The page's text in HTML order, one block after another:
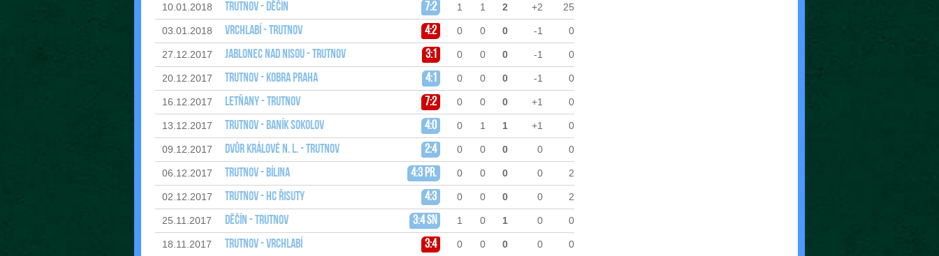
10.01.2018 Trutnov - Děčín 7:2 1 1 2 +2 25
03.01.2018 Vrchlabí - Trutnov 4:2 0 0 0 -1 0
27.12.2017 Jablonec nad Nisou - Trutnov 3:1 0 0 0 -1 0
20.12.2017 Trutnov - Kobra Praha 4:1 0 0 0 -1 0
16.12.2017 Letňany - Trutnov 7:2 0 0 0 +1 0
13.12.2017 Trutnov - Baník Sokolov 4:0 0 1 1 +1 0
09.12.2017 Dvůr Králové n. L. - Trutnov 2:4 0 0 0 0 0
06.12.2017 Trutnov - Bílina 4:3 pr. 0 0 0 0 2
02.12.2017 Trutnov - HC Řisuty 4:3 0 0 0 0 2
25.11.2017 Děčín - Trutnov 3:4 sn 1 0 1 0 0
18.11.2017 Trutnov - Vrchlabí 3:4 0 0 0 0 0